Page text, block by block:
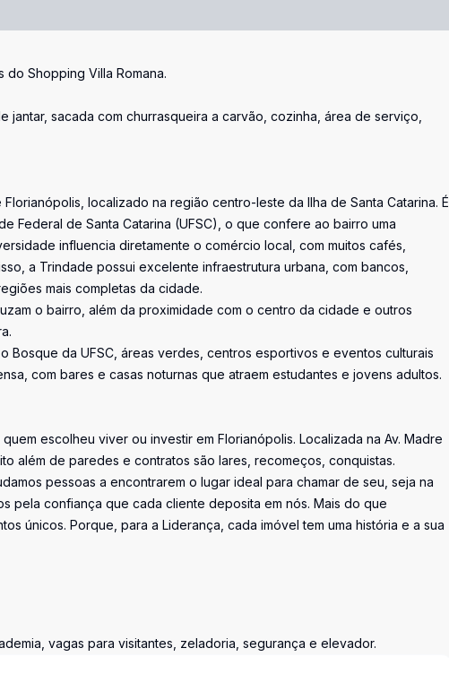
Shopping Villa Romana.
jantar, sacada com churrasqueira a carvão, cozinha, área de serviço,
localizado na região centro-leste da Ilha de Santa Catarina. É
Federal de Santa Catarina (UFSC), o que confere ao bairro uma
influencia diretamente o comércio local, com muitos cafés,
a Trindade possui excelente infraestrutura urbana, com bancos,
mais completas da cidade.
o bairro, além da proximidade com o centro da cidade e outros
da UFSC, áreas verdes, centros esportivos e eventos culturais
com bares e casas noturnas que atraem estudantes e jovens adultos.
escolheu viver ou investir em Florianópolis. Localizada na Av. Madre
além de paredes e contratos são lares, recomeços, conquistas.
pessoas a encontrarem o lugar ideal para chamar de seu, seja na
pela confiança que cada cliente deposita em nós. Mais do que
únicos. Porque, para a Liderança, cada imóvel tem uma história e a sua
vagas para visitantes, zeladoria, segurança e elevador.